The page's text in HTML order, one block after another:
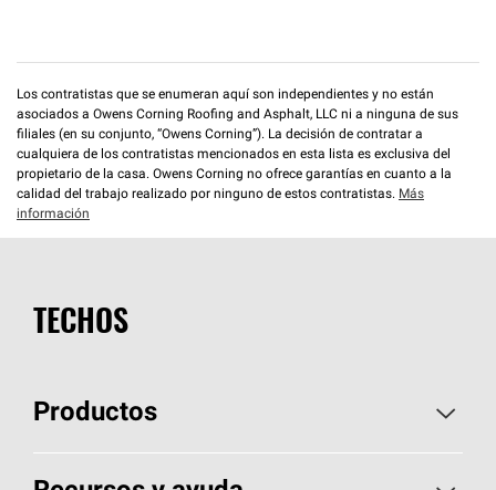
Los contratistas que se enumeran aquí son independientes y no están
asociados a Owens Corning Roofing and Asphalt, LLC ni a ninguna de sus
filiales (en su conjunto, “Owens Corning”). La decisión de contratar a
cualquiera de los contratistas mencionados en esta lista es exclusiva del
propietario de la casa. Owens Corning no ofrece garantías en cuanto a la
calidad del trabajo realizado por ninguno de estos contratistas. Más
información
TECHOS
Productos
Elija sus tejas